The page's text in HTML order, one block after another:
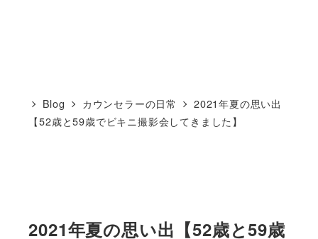
Blog カウンセラーの日常
2021年夏の思い出
【52歳と59歳でビキニ撮影会してきました】
2021年夏の思い出【52歳と59歳